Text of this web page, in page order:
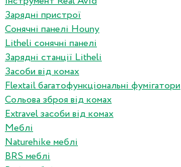
Зарядні пристрої
Сонячні панелі Houny
Litheli сонячні панелі
Зарядні станції Litheli
Засоби від комах
Flextail багатофункціональні фумігатори
Сольова зброя від комах
Extravel засоби від комах
Меблі
Naturehike меблі
BRS меблі